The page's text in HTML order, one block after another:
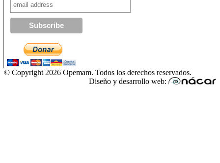
© Copyright 2026 Opemam. Todos los derechos reservados.
Diseño y desarrollo web: